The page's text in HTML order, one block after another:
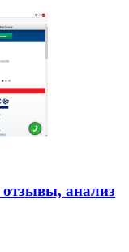
анализ